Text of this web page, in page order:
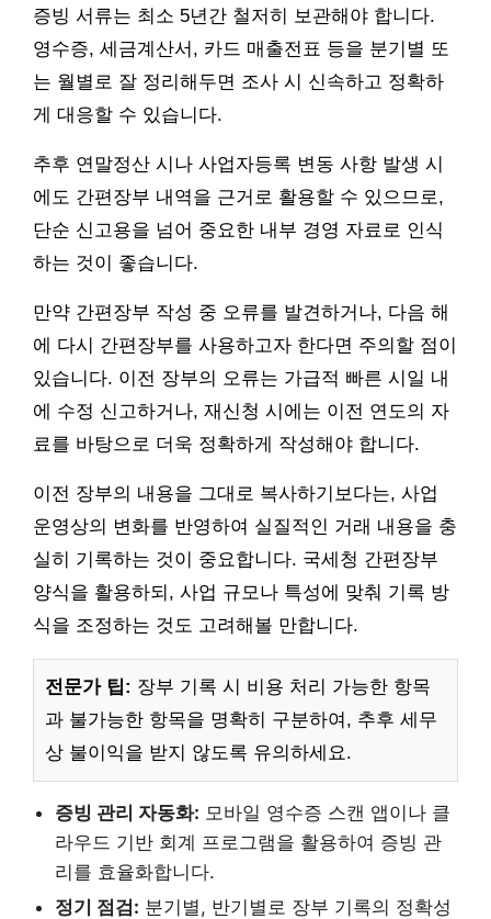
증빙 서류는 최소 5년간 철저히 보관해야 합니다.
영수증, 세금계산서, 카드 매출전표 등을 분기별 또
는 월별로 잘 정리해두면 조사 시 신속하고 정확하
게 대응할 수 있습니다.
추후 연말정산 시나 사업자등록 변동 사항 발생 시
에도 간편장부 내역을 근거로 활용할 수 있으므로,
단순 신고용을 넘어 중요한 내부 경영 자료로 인식
하는 것이 좋습니다.
만약 간편장부 작성 중 오류를 발견하거나, 다음 해
에 다시 간편장부를 사용하고자 한다면 주의할 점이
있습니다. 이전 장부의 오류는 가급적 빠른 시일 내
에 수정 신고하거나, 재신청 시에는 이전 연도의 자
료를 바탕으로 더욱 정확하게 작성해야 합니다.
이전 장부의 내용을 그대로 복사하기보다는, 사업
운영상의 변화를 반영하여 실질적인 거래 내용을 충
실히 기록하는 것이 중요합니다. 국세청 간편장부
양식을 활용하되, 사업 규모나 특성에 맞춰 기록 방
식을 조정하는 것도 고려해볼 만합니다.
전문가 팁: 장부 기록 시 비용 처리 가능한 항목
과 불가능한 항목을 명확히 구분하여, 추후 세무
상 불이익을 받지 않도록 유의하세요.
증빙 관리 자동화: 모바일 영수증 스캔 앱이나 클
라우드 기반 회계 프로그램을 활용하여 증빙 관
리를 효율화합니다.
정기 점검: 분기별, 반기별로 장부 기록의 정확성